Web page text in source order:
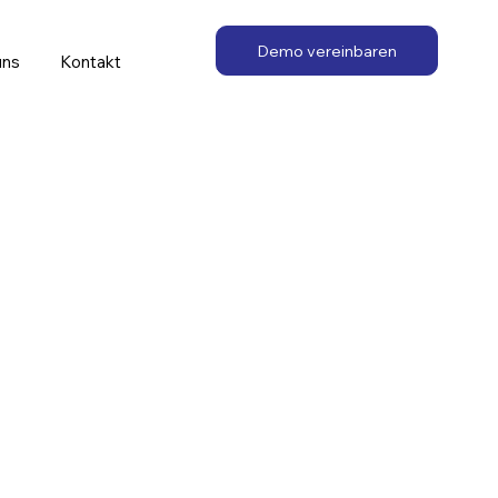
Demo vereinbaren
Kontakt